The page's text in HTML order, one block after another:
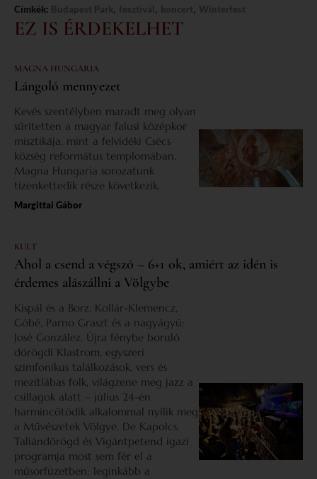
Címkék: , , ,
EZ IS ÉRDEKELHET
MAGNA HUNGARIA
Lángoló mennyezet
Kevés szentélyben maradt meg olyan
sűrítetten a magyar falusi középkor
misztikája, mint a felvidéki Csécs
község református templomában.
Magna Hungaria sorozatunk
tizenkettedik része következik.
Margittai Gábor
KULT
Ahol a csend a végszó – 6+1 ok, amiért az idén is
érdemes alászállni a Völgybe
Kispál és a Borz, Kollár-Klemencz,
Góbé, Parno Graszt és a nagyágyú:
José González. Újra fénybe boruló
dörögdi Klastrom, egyszeri
szimfonikus találkozások, vers és
mezítlábas folk, világzene meg jazz a
csillagok alatt – július 24-én
harmincötödik alkalommal nyílik meg
a Művészetek Völgye. De Kapolcs,
Taliándörögd és Vigántpetend igazi
programja most sem fér el a
műsorfüzetben: leginkább a